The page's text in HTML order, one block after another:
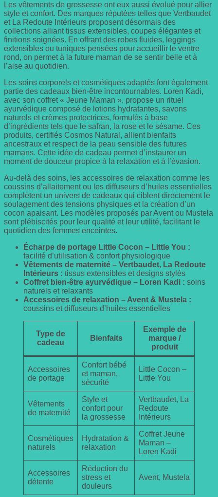
Les vêtements de grossesse ont eux aussi évolué pour allier
style et confort. Des marques réputées telles que Vertbaudet
et La Redoute Intérieurs proposent désormais des
collections alliant tissus extensibles, coupes élégantes et
finitions soignées. En offrant des robes fluides, leggings
extensibles ou tuniques pensées pour accueillir le ventre
rond, on permet à la future maman de se sentir belle et à
l’aise au quotidien.
Les soins corporels et cosmétiques adaptés font également
partie des cadeaux bien-être incontournables. Loren Kadi,
avec son coffret « Jeune Maman », propose un rituel
ayurvédique composé de lotions hydratantes, savons
naturels et crèmes protectrices, formulés à base
d’ingrédients tels que le safran, la rose et le sésame. Ces
produits, certifiés Cosmos Natural, allient bienfaits
ancestraux et respect de la peau sensible des futures
mamans. Cette idée de cadeau permet d’instaurer un
moment de douceur propice à la relaxation et à l’évasion.
Au-delà des soins, les accessoires de relaxation comme les
coussins d’allaitement ou les diffuseurs d’huiles essentielles
complètent un univers de cadeaux qui ciblent directement le
soulagement des tensions physiques et la création d’un
cocon apaisant. Les modèles proposés par Avent ou Mustela
sont plébiscités pour leur qualité et leur utilité, facilitant le
quotidien des femmes enceintes.
Écharpe de portage Little Cocon – Little You :
facilité d’utilisation & confort physiologique
Vêtements de maternité – Vertbaudet, La Redoute
Intérieurs : tissus extensibles et designs stylés
Coffret bien-être ayurvédique – Loren Kadi : soins
naturels et relaxants
Accessoires de relaxation – Avent & Mustela :
coussins et diffuseurs d’huiles essentielles
Type de
cadeau
Bienfaits
Exemple de
marque /
produit
Accessoires
de portage
Confort bébé
et maman,
sécurité
Little Cocon –
Little You
Vêtements
de maternité
Style et
confort pour
la grossesse
Vertbaudet, La
Redoute
Intérieurs
Cosmétiques
naturels
Hydratation &
relaxation
Coffret Jeune
Maman –
Loren Kadi
Accessoires
détente
Réduction du
stress et
douleurs
Avent, Mustela